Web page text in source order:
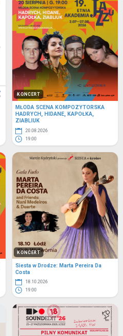
KONCERT
MŁODA SCENA KOMPOZYTORSKA
HADRYCH, HIDANE, KAPOŁKA,
ZIABLIUK
20.08.2026
19:00
KONCERT
Siesta w Drodze: Marta Pereira Da
Costa
18.10.2026
19:00